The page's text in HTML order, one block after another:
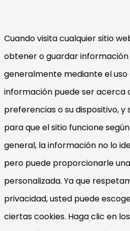
Cuando visita cualquier sitio
obtener o guardar información
generalmente mediante el uso
información puede ser acerca
preferencias o su dispositivo,
para que el sitio funcione
general, la información no lo
pero puede proporcionarle
personalizada. Ya que
privacidad, usted puede
ciertas cookies. Haga clic en